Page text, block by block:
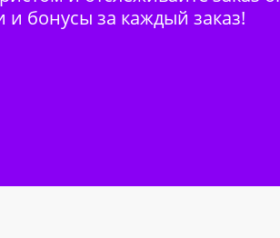
и бонусы за каждый заказ!